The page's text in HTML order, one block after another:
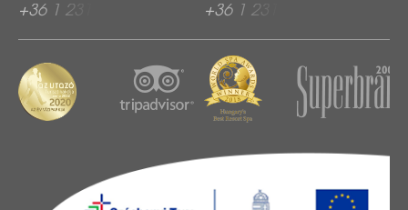
+36 1 2313 760 +36 1 2313 600